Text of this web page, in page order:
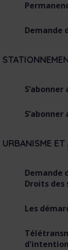
Demande
URBANISME ET
Demande
Droits des
Les